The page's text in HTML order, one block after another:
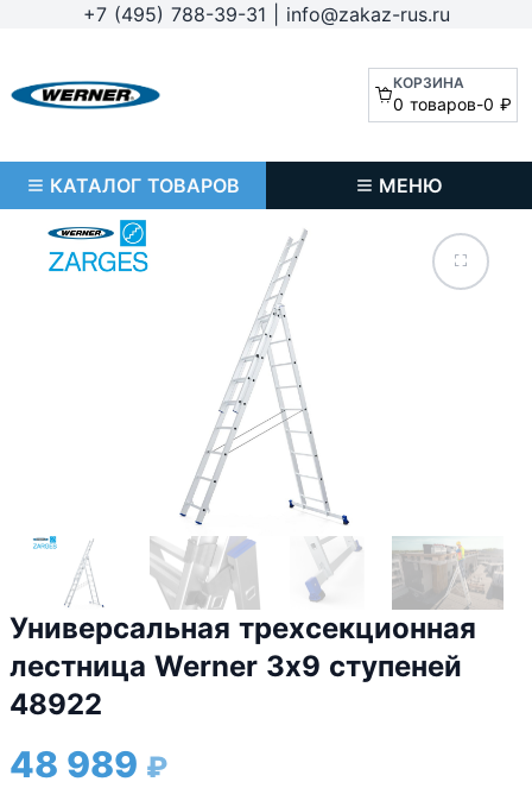
+7 (495) 788-39-31 info@zakaz-rus.ru
КОРЗИНА
0 товаров-0 ₽
КАТАЛОГ ТОВАРОВ МЕНЮ
Универсальная трехсекционная
лестница Werner 3х9 ступеней
48922
48 989 ₽